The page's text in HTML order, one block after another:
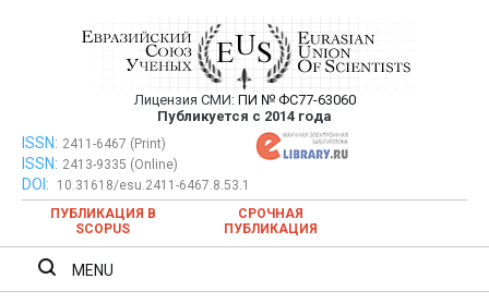
Евразийский Союз Ученых —
публикация научных статей в
ежемесячном научном журнале
Лицензия СМИ: ПИ № ФС77-63060
Публикуется с 2014 года
Евразийский Союз Ученых — публикация научных статей в
ежемесячном научном журнале
ISSN: 2411-6467 (Print)
ISSN: 2413-9335 (Online)
DOI:
10.31618/esu.2411-6467.8.53.1
ПУБЛИКАЦИЯ В
SCOPUS
СРОЧНАЯ
ПУБЛИКАЦИЯ
MENU